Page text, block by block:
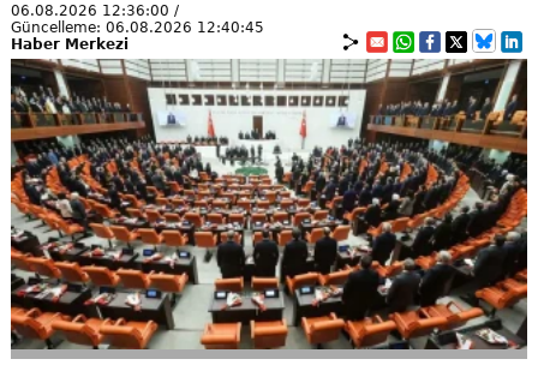
06.08.2026 12:36:00 /
Güncelleme: 06.08.2026 12:40:45
Haber Merkezi